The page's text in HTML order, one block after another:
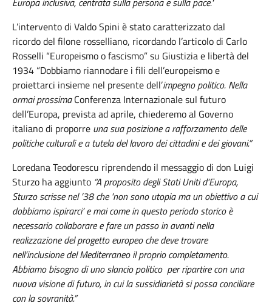
L’intervento di Valdo Spini è stato caratterizzato dal
ricordo del filone rosselliano, ricordando l’articolo di Carlo
Rosselli “Europeismo o fascismo” su Giustizia e libertà del
1934 “Dobbiamo riannodare i fili dell’europeismo e
proiettarci insieme nel presente dell’impegno politico. Nella
ormaiprossima Conferenza Internazionale sul futuro
dell’Europa, prevista ad aprile, chiederemo al Governo
italiano di proporre una sua posizione a rafforzamento delle
politiche culturali e a tutela del lavoro dei cittadini e dei giovani.”
Loredana Teodorescu riprendendo il messaggio di don Luigi
Sturzo ha aggiunto “A proposito degli Stati Uniti d'Europa,
Sturzo scrisse nel ’38 che 'non sono utopia ma un obiettivo a cui
dobbiamo ispirarci’ e mai come in questo periodo storico è
necessario collaborare e fare un passo in avanti nella
realizzazione del progetto europeo che deve trovare
nell’inclusione del Mediterraneo il proprio completamento.
Abbiamo bisogno di uno slancio politico per ripartire con una
nuova visione di futuro, in cui lasussidiarietà si possa conciliare
con la sovranità.”